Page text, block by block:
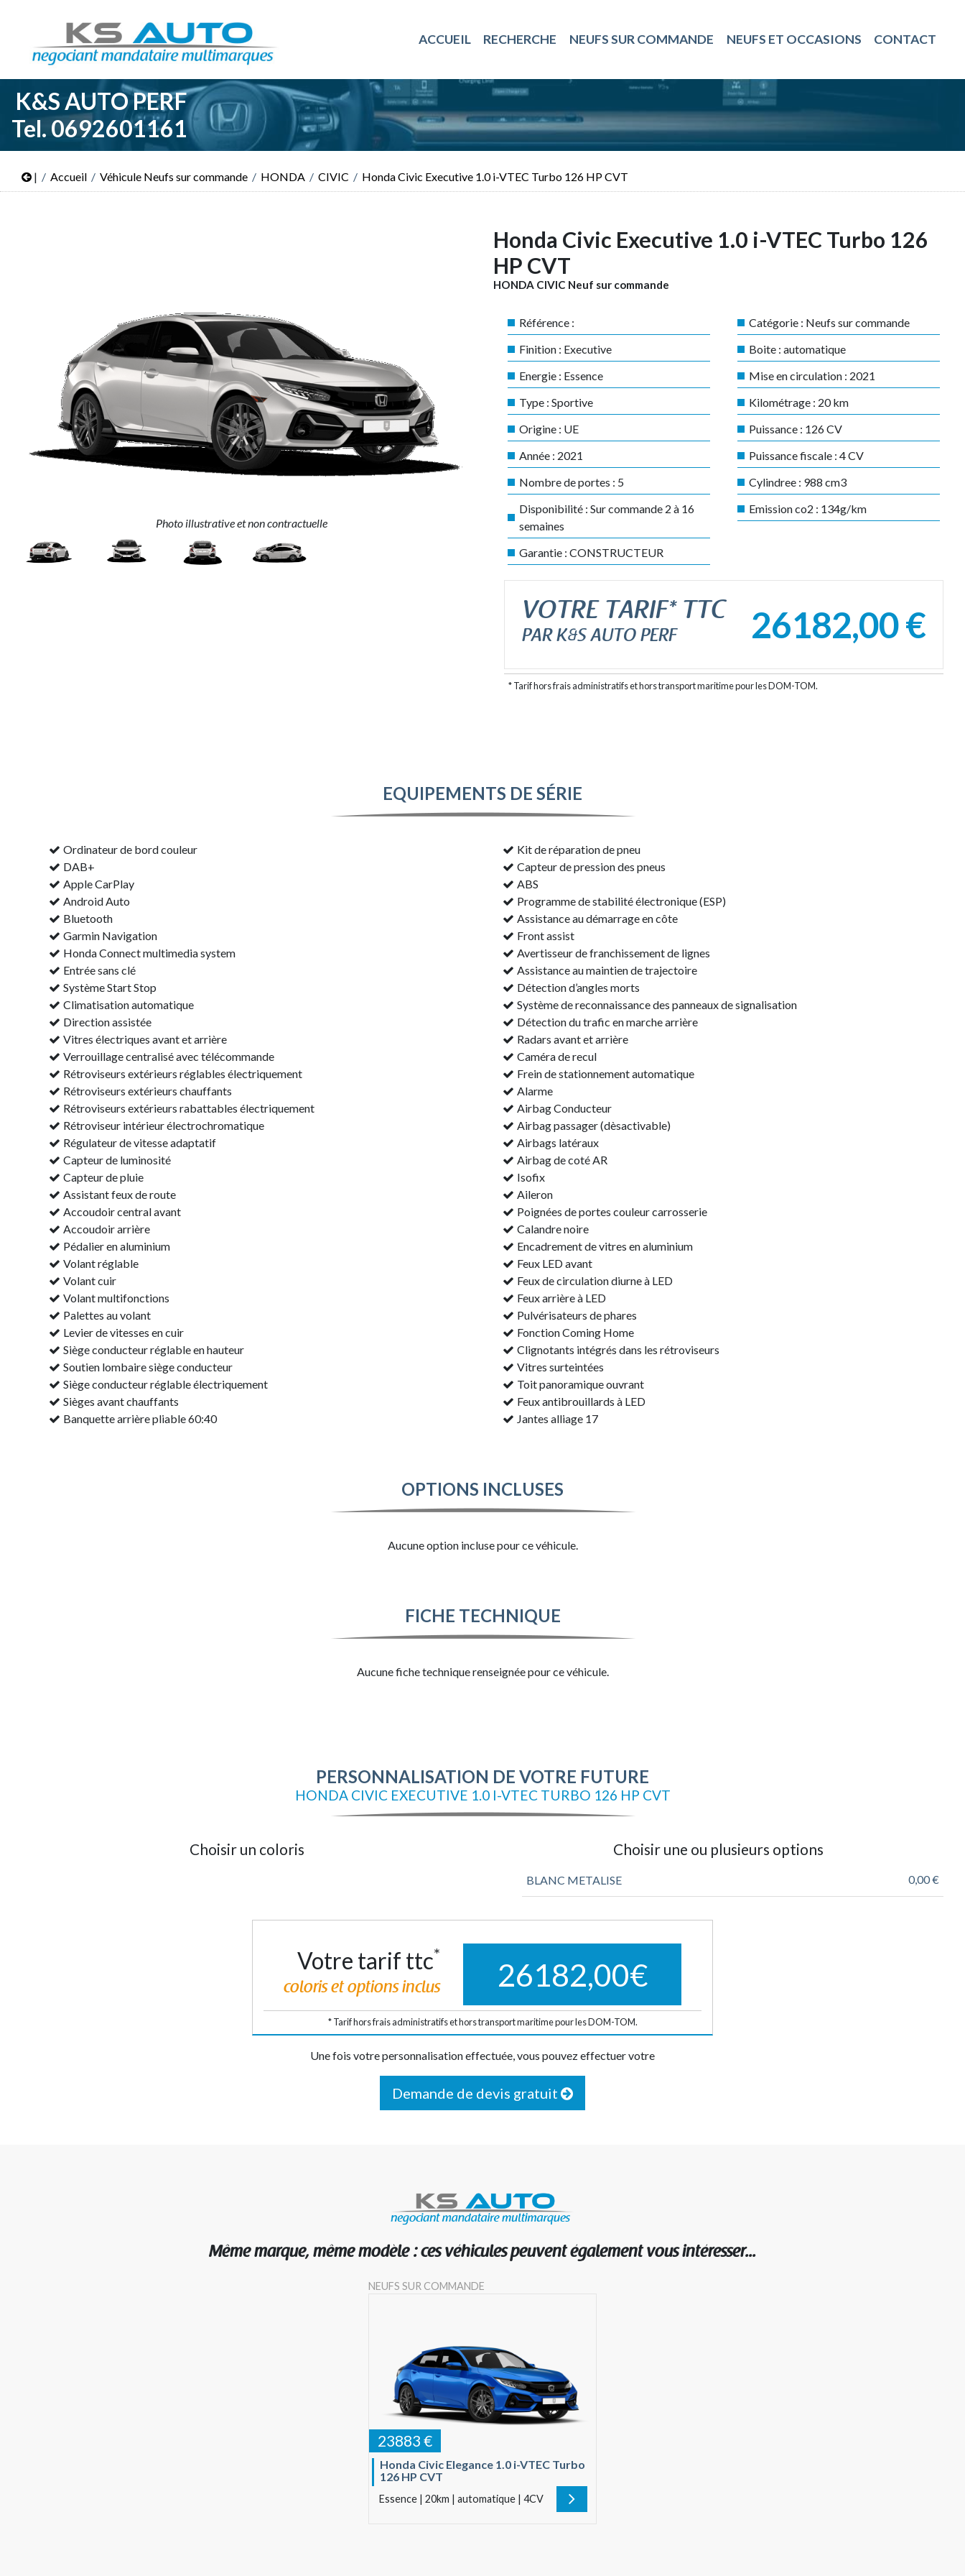
ACCUEIL RECHERCHE NEUFS SUR COMMANDE NEUFS ET OCCASIONS CONTACT
K&S AUTO PERF
Tel. 0692601161
| Accueil Véhicule Neufs sur commande HONDA CIVIC Honda Civic Executive 1.0 i-VTEC Turbo 126 HP CVT
Photo illustrative et non contractuelle
Honda Civic Executive 1.0 i-VTEC Turbo 126
HP CVT
HONDA CIVIC Neuf sur commande
Référence :
Finition : Executive
Energie : Essence
Type : Sportive
Origine : UE
Année : 2021
Nombre de portes : 5
Disponibilité : Sur commande 2 à 16
semaines
Garantie : CONSTRUCTEUR
Catégorie : Neufs sur commande
Boite : automatique
Mise en circulation : 2021
Kilométrage : 20km
Puissance : 126 CV
Puissance fiscale : 4 CV
Cylindree : 988 cm3
Emission co2 : 134g/km
VOTRE TARIF* TTC
PAR K&S AUTO PERF 26182,00 €
* Tarif hors frais administratifs et hors transport maritime pour les DOM-TOM.
EQUIPEMENTS DE SÉRIE
Ordinateur de bord couleur
DAB+
Apple CarPlay
Android Auto
Bluetooth
Garmin Navigation
Honda Connect multimedia system
Entrée sans clé
Système Start Stop
Climatisation automatique
Direction assistée
Vitres électriques avant et arrière
Verrouillage centralisé avec télécommande
Rétroviseurs extérieurs réglables électriquement
Rétroviseurs extérieurs chauffants
Rétroviseurs extérieurs rabattables électriquement
Rétroviseur intérieur électrochromatique
Régulateur de vitesse adaptatif
Capteur de luminosité
Capteur de pluie
Assistant feux de route
Accoudoir central avant
Accoudoir arrière
Pédalier en aluminium
Volant réglable
Volant cuir
Volant multifonctions
Palettes au volant
Levier de vitesses en cuir
Siège conducteur réglable en hauteur
Soutien lombaire siège conducteur
Siège conducteur réglable électriquement
Sièges avant chauffants
Banquette arrière pliable 60:40
Kit de réparation de pneu
Capteur de pression des pneus
ABS
Programme de stabilité électronique (ESP)
Assistance au démarrage en côte
Front assist
Avertisseur de franchissement de lignes
Assistance au maintien de trajectoire
Détection d’angles morts
Système de reconnaissance des panneaux de signalisation
Détection du trafic en marche arrière
Radars avant et arrière
Caméra de recul
Frein de stationnement automatique
Alarme
Airbag Conducteur
Airbag passager (dèsactivable)
Airbags latéraux
Airbag de coté AR
Isofix
Aileron
Poignées de portes couleur carrosserie
Calandre noire
Encadrement de vitres en aluminium
Feux LED avant
Feux de circulation diurne à LED
Feux arrière à LED
Pulvérisateurs de phares
Fonction Coming Home
Clignotants intégrés dans les rétroviseurs
Vitres surteintées
Toit panoramique ouvrant
Feux antibrouillards à LED
Jantes alliage 17
OPTIONS INCLUSES
Aucune option incluse pour ce véhicule.
FICHE TECHNIQUE
Aucune fiche technique renseignée pour ce véhicule.
PERSONNALISATION DE VOTRE FUTURE
HONDA CIVIC EXECUTIVE 1.0 I-VTEC TURBO 126 HP CVT
Choisir un coloris Choisir une ou plusieurs options
BLANC METALISE 0,00 €
Votre tarif ttc*
coloris et options inclus 26182,00€
* Tarif hors frais administratifs et hors transport maritime pour les DOM-TOM.
Une fois votre personnalisation effectuée, vous pouvez effectuer votre
Demande de devis gratuit
Même marque, même modèle : ces véhicules peuvent également vous intéresser...
NEUFS SUR COMMANDE
Honda Civic Elegance 1.0 i-VTEC Turbo
126 HP CVT
23883 €
Essence | 20km | automatique | 4CV